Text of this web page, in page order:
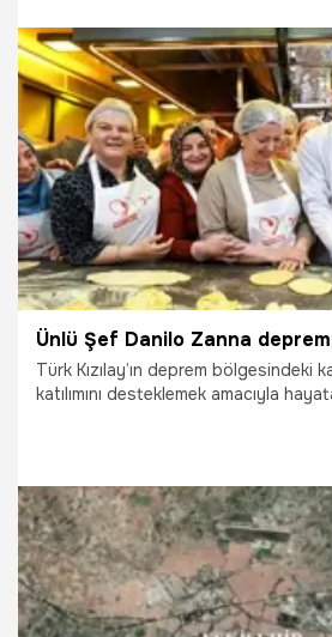
milletimiz, milletimizin bu
nesillerden nesillere aktarıldıkça
hizmeti vermeye devam edecek" dedi.
12.06.2026 Yaşam
Türk Kızılay’ın deprem bölgesindeki
katılımını desteklemek amacıyla
çalışan katılımcılar, ikinci gün ise
Geçer ve Çağatay Doğanoğlu ile
deneyimi yaşadı. Program sonunda
takdim edildi.
21.04.2026 Yaşam